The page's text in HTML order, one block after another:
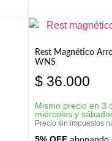
Rest Magnético
WNS
$ 36.000
Mismo precio en 3
miércoles y
Precio sin impuestos